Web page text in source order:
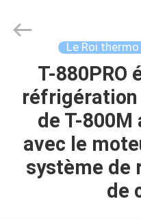
MAISON
PRODUITS
MOTORS
INDUSTRY
Le Roi
T-880PRO
réfrigération
de T-
avec le
système de
de